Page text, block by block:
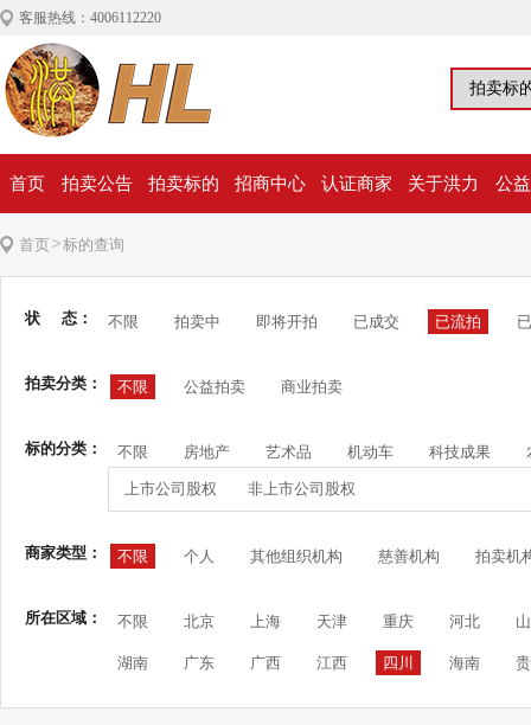
客服热线：4006112220
首页 拍卖公告 拍卖标的 招商中心 认证商家 关于洪力 公
首页>标的查询
状 态： 不限 拍卖中 即将开拍 已成交 已流拍
拍卖分类： 不限 公益拍卖 商业拍卖
标的分类： 不限 房地产 艺术品 机动车 科技成果
上市公司股权 非上市公司股权
商家类型： 不限 个人 其他组织机构 慈善机构 拍卖机
所在区域： 不限 北京 上海 天津 重庆 河北
湖南 广东 广西 江西 四川 海南